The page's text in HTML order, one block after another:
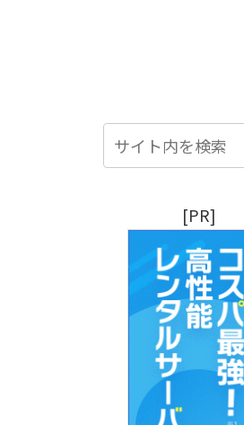
[PR]